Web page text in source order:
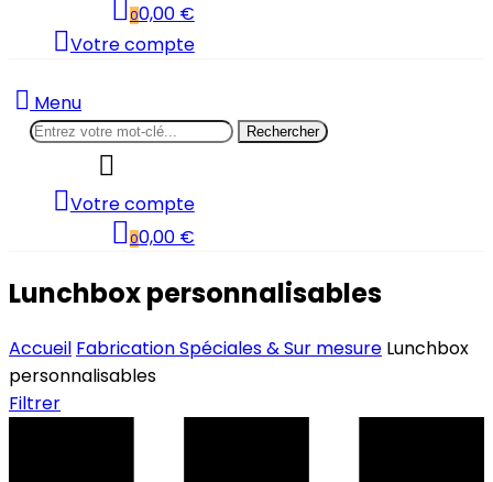
00,00 €
Votre compte
Menu
Rechercher
Votre compte
00,00 €
Lunchbox personnalisables
Accueil Fabrication Spéciales & Sur mesure Lunchbox
personnalisables
Filtrer